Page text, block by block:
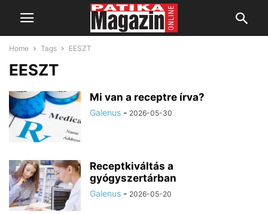
Home Tags EESZT
EESZT
Mi van a receptre írva?
Galenus - 2026-05-30
Receptkiváltás a
gyógyszertárban
Galenus - 2026-05-20